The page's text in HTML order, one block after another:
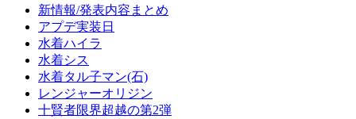
新情報/発表内容まとめ
アプデ実装日
水着ハイラ
水着シス
水着タル子マン(石)
レンジャーオリジン
十賢者限界超越の第2弾